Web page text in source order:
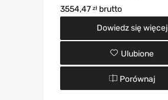
3554,47 zł brutto
Dowiedz się więcej
Ulubione
Porównaj